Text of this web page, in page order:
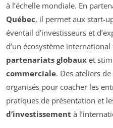
à l’échelle mondiale. En
Québec, il permet aux start-
éventail d’investisseurs et
d’un écosystème
partenariats globaux et
commerciale. Des ateliers
organisés pour coacher les
pratiques de présentation et
d’investissement à